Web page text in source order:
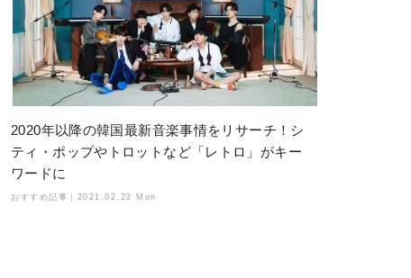
2020年以降の韓国最新音楽事情をリサーチ！シ
ティ・ポップやトロットなど「レトロ」がキー
ワードに
おすすめ記事｜ 2021.02.22 Mon